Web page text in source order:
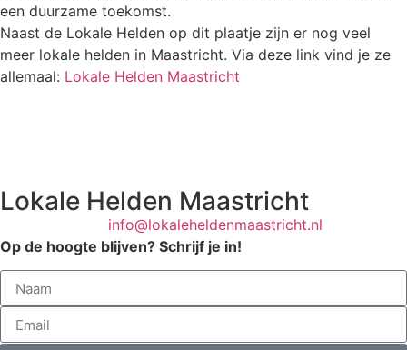
een duurzame toekomst.
Naast de Lokale Helden op dit plaatje zijn er nog veel
meer lokale helden in Maastricht. Via deze link vind je ze
allemaal: Lokale Helden Maastricht
Lokale Helden Maastricht
info@lokaleheldenmaastricht.nl
Op de hoogte blijven? Schrijf je in!